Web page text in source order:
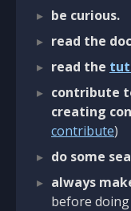
be curious.
read the
read the
contribute
creating
contribute)
do some
always
before